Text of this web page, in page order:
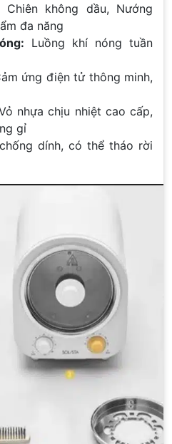
Chiên không dầu, Nướng
đa năng
Luồng khí nóng tuần
ứng điện tử thông minh,
nhựa chịu nhiệt cao cấp,
gỉ
dính, có thể tháo rời